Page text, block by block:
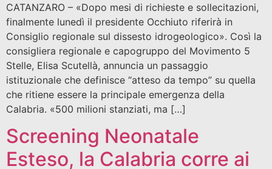
CATANZARO – «Dopo mesi di richieste e sollecitazioni,
finalmente lunedì il presidente Occhiuto riferirà in
Consiglio regionale sul dissesto idrogeologico». Così la
consigliera regionale e capogruppo del Movimento 5
Stelle, Elisa Scutellà, annuncia un passaggio
istituzionale che definisce “atteso da tempo” su quella
che ritiene essere la principale emergenza della
Calabria. «500 milioni stanziati, ma […]
Screening Neonatale
Esteso, la Calabria corre ai